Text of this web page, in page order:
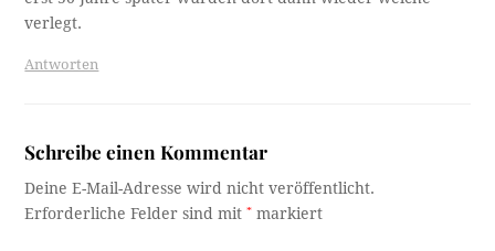
verlegt.
Antworten
Schreibe einen Kommentar
Deine E-Mail-Adresse wird nicht veröffentlicht.
Erforderliche Felder sind mit* markiert